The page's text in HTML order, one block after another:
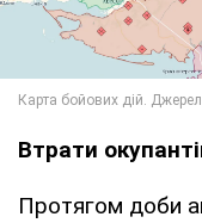
Втрати
Протягом доби